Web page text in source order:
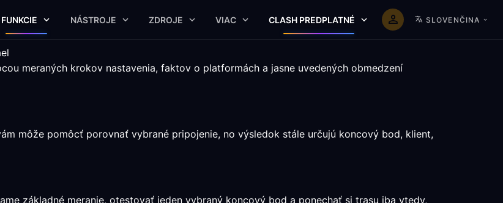
FUNKCIE NÁSTROJE ZDROJE VIAC CLASH PREDPLATNÉ SLOVENČINA
meraných krokov nastavenia, faktov o platformách a jasne uvedených obmedzení
môže pomôcť porovnať vybrané pripojenie, no výsledok stále určujú koncový bod, klient,
základné meranie, otestovať jeden vybraný koncový bod a ponechať si trasu iba vtedy,